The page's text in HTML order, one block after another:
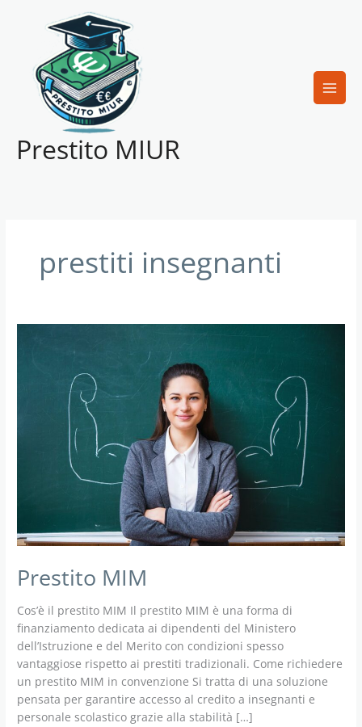
Prestito MIUR
prestiti insegnanti
Prestito MIM
Cos’è il prestito MIM Il prestito MIM è una forma di
finanziamento dedicata ai dipendenti del Ministero
dell’Istruzione e del Merito con condizioni spesso
vantaggiose rispetto ai prestiti tradizionali. Come richiedere
un prestito MIM in convenzione Si tratta di una soluzione
pensata per garantire accesso al credito a insegnanti e
personale scolastico grazie alla stabilità […]